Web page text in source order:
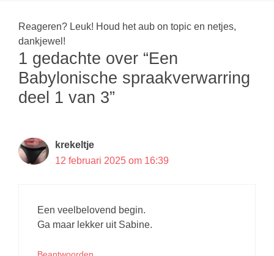
Reageren? Leuk! Houd het aub on topic en netjes,
dankjewel!
1 gedachte over “Een
Babylonische spraakverwarring
deel 1 van 3”
krekeltje
12 februari 2025 om 16:39
Een veelbelovend begin.
Ga maar lekker uit Sabine.